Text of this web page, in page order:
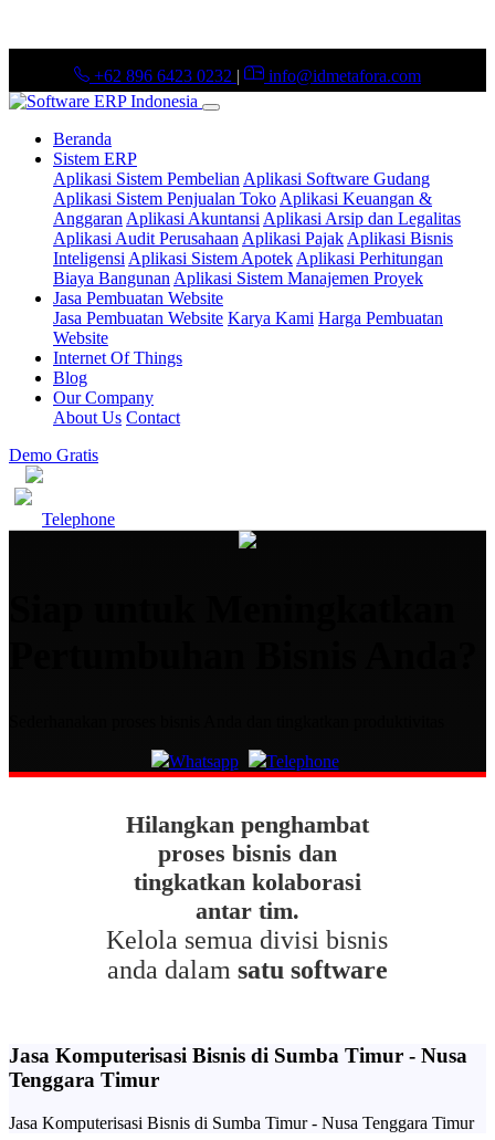
+62 896 6423 0232 | info@idmetafora.com
Beranda
Sistem ERP
Aplikasi Sistem Pembelian Aplikasi Software Gudang
Aplikasi Sistem Penjualan Toko Aplikasi Keuangan &
Anggaran Aplikasi Akuntansi Aplikasi Arsip dan Legalitas
Aplikasi Audit Perusahaan Aplikasi Pajak Aplikasi Bisnis
Inteligensi Aplikasi Sistem Apotek Aplikasi Perhitungan
Biaya Bangunan Aplikasi Sistem Manajemen Proyek
Jasa Pembuatan Website
Jasa Pembuatan Website Karya Kami Harga Pembuatan
Website
Internet Of Things
Blog
Our Company
About Us Contact
Demo Gratis
Telephone
Whatsapp Telephone
Hilangkan penghambat
proses bisnis dan
tingkatkan kolaborasi
antar tim.
Kelola semua divisi bisnis
anda dalam satu software
Jasa Komputerisasi Bisnis di Sumba Timur - Nusa
Tenggara Timur
Jasa Komputerisasi Bisnis di Sumba Timur - Nusa Tenggara Timur